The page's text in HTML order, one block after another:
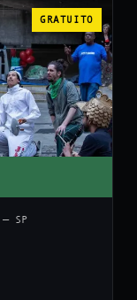
GRATUITO
SP